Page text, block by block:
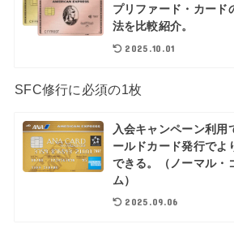
プリファード・カード
法を比較紹介。
2025.10.01
SFC修行に必須の1枚
入会キャンペーン利
ールドカード発行でよ
できる。（ノーマル・
ム）
2025.09.06